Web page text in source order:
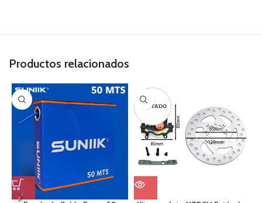
Productos relacionados
AGOTADO